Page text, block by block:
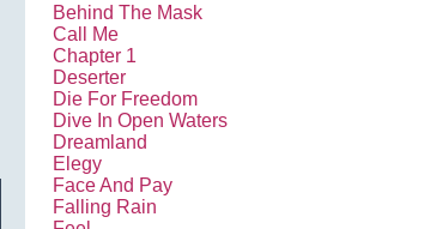
Behind The Mask
Call Me
Chapter 1
Deserter
Die For Freedom
Dive In Open Waters
Dreamland
Elegy
Face And Pay
Falling Rain